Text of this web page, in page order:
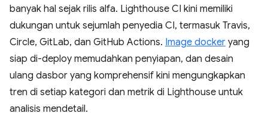
banyak hal sejak rilis alfa. Lighthouse CI kini memiliki
dukungan untuk sejumlah penyedia CI, termasuk Travis,
Circle, GitLab, dan GitHub Actions. Image docker yang
siap di-deploy memudahkan penyiapan, dan desain
ulang dasbor yang komprehensif kini mengungkapkan
tren di setiap kategori dan metrik di Lighthouse untuk
analisis mendetail.